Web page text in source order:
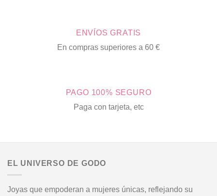
ENVÍOS GRATIS
En compras superiores a 60 €
PAGO 100% SEGURO
Paga con tarjeta, etc
EL UNIVERSO DE GODO
Joyas que empoderan a mujeres únicas, reflejando su